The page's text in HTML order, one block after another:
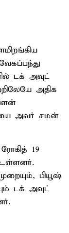
டக் அவுட்
அதிக
அவர் சமன்
19
உள்ளனர்.
பியூஷ்
டக் அவுட்